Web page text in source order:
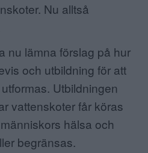
Nu alltså
nu lämna förslag på hur
och utbildning för att
Utbildningen
vattenskoter får köras
hälsa och
begränsas.